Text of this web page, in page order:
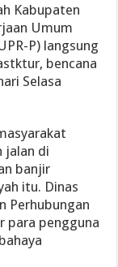
Kabupaten
Umum
P) langsung
bencana
Selasa
jalan di
banjir
itu. Dinas
Perhubungan
para pengguna